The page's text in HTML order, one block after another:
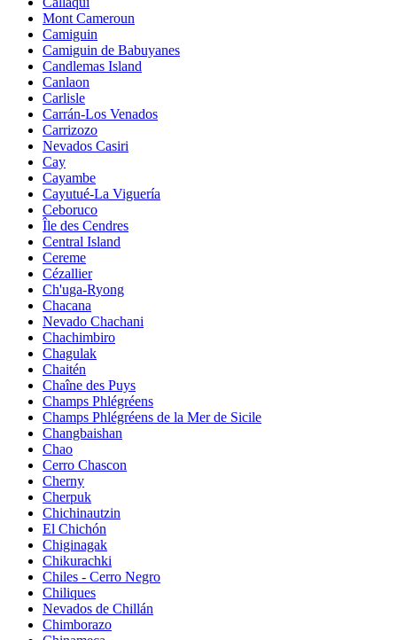
Mont Cameroun
Camiguin
Camiguin de Babuyanes
Candlemas Island
Canlaon
Carlisle
Carrán-Los Venados
Carrizozo
Nevados Casiri
Cay
Cayambe
Cayutué-La Viguería
Ceboruco
Île des Cendres
Central Island
Cereme
Cézallier
Ch'uga-Ryong
Chacana
Nevado Chachani
Chachimbiro
Chagulak
Chaitén
Chaîne des Puys
Champs Phlégréens
Champs Phlégréens de la Mer de Sicile
Changbaishan
Chao
Cerro Chascon
Cherny
Cherpuk
Chichinautzin
El Chichón
Chiginagak
Chikurachki
Chiles - Cerro Negro
Chiliques
Nevados de Chillán
Chimborazo